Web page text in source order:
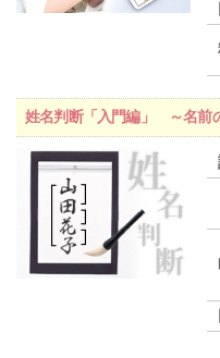
姓名判断「入門編」 ～名前